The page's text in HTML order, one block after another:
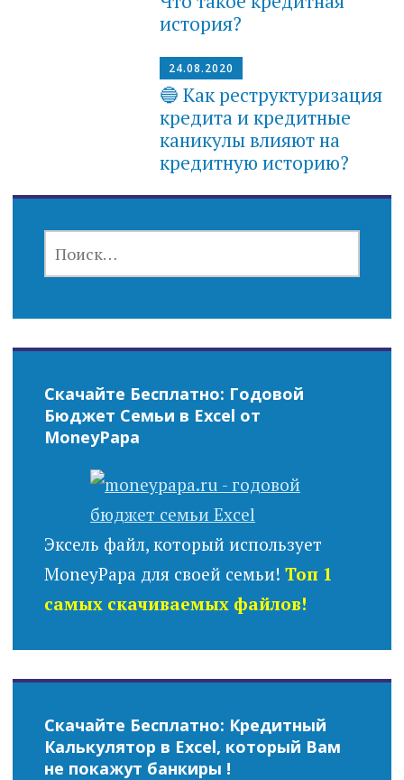
история?
24.08.2020
🔵 Как реструктуризация
кредита и кредитные
каникулы влияют на
кредитную историю?
Скачайте Бесплатно: Годовой
Бюджет Семьи в Excel от
MoneyPapa
Эксель файл, который использует
MoneyPapa для своей семьи! Топ 1
самых скачиваемых файлов!
Скачайте Бесплатно: Кредитный
Калькулятор в Excel, который Вам
не покажут банкиры !